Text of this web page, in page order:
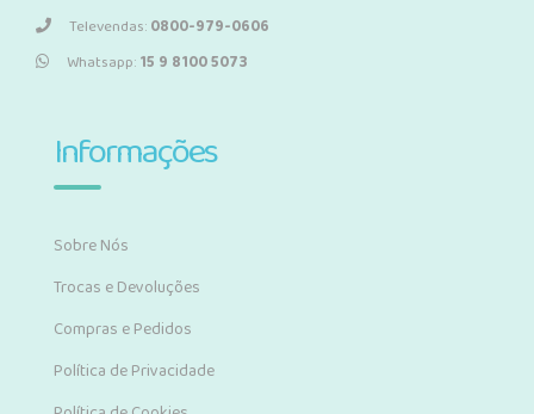
Televendas:0800-979-0606
Whatsapp:15 9 8100 5073
Informações
Sobre Nós
Trocas e Devoluções
Compras e Pedidos
Política de Privacidade